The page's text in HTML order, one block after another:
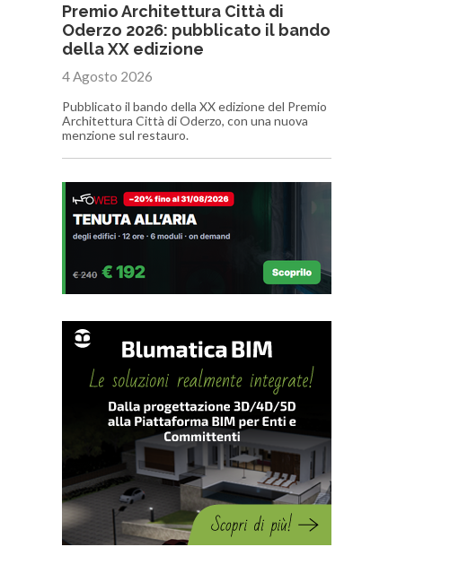
Premio Architettura Città di
Oderzo 2026: pubblicato il bando
della XX edizione
4 Agosto 2026
Pubblicato il bando della XX edizione del Premio
Architettura Città di Oderzo, con una nuova
menzione sul restauro.